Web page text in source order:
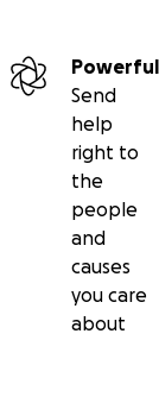
Powerful
Send
help
right to
the
people
and
causes
you care
about